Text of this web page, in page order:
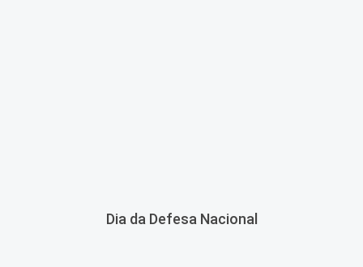
Dia da Defesa Nacional